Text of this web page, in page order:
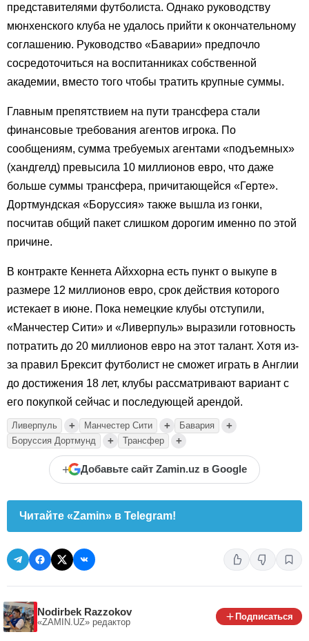
представителями футболиста. Однако руководству
мюнхенского клуба не удалось прийти к окончательному
соглашению. Руководство «Баварии» предпочло
сосредоточиться на воспитанниках собственной
академии, вместо того чтобы тратить крупные суммы.
Главным препятствием на пути трансфера стали
финансовые требования агентов игрока. По
сообщениям, сумма требуемых агентами «подъемных»
(хандгелд) превысила 10 миллионов евро, что даже
больше суммы трансфера, причитающейся «Герте».
Дортмундская «Боруссия» также вышла из гонки,
посчитав общий пакет слишком дорогим именно по этой
причине.
В контракте Кеннета Айххорна есть пункт о выкупе в
размере 12 миллионов евро, срок действия которого
истекает в июне. Пока немецкие клубы отступили,
«Манчестер Сити» и «Ливерпуль» выразили готовность
потратить до 20 миллионов евро на этот талант. Хотя из-
за правил Брексит футболист не сможет играть в Англии
до достижения 18 лет, клубы рассматривают вариант с
его покупкой сейчас и последующей арендой.
Ливерпуль + Манчестер Сити + Бавария +
Боруссия Дортмунд + Трансфер +
+ Добавьте сайт Zamin.uz в Google
Читайте «Zamin» в Telegram!
Nodirbek Razzokov
«ZAMIN.UZ» редактор
Подписаться